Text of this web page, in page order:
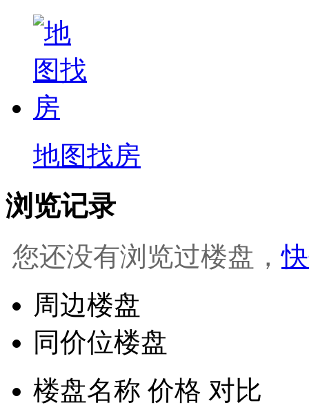
地图找房
浏览记录
您还没有浏览过楼盘，
周边楼盘
同价位楼盘
楼盘名称 价格 对比